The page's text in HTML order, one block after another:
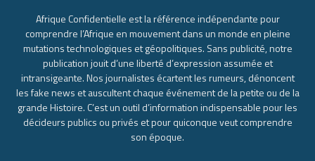
Afrique Confidentielle est la référence indépendante pour
comprendre l’Afrique en mouvement dans un monde en pleine
mutations technologiques et géopolitiques. Sans publicité, notre
publication jouit d’une liberté d’expression assumée et
intransigeante. Nos journalistes écartent les rumeurs, dénoncent
les fake news et auscultent chaque événement de la petite ou de la
grande Histoire. C’est un outil d’information indispensable pour les
décideurs publics ou privés et pour quiconque veut comprendre
son époque.